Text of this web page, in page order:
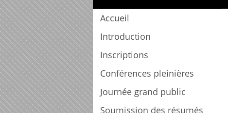
Accueil
Introduction
Inscriptions
Conférences pleinières
Journée grand public
Soumission des résumés